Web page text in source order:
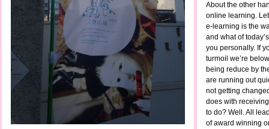
About the other
online learning.
e-learning is the
and what of
you personally. If
turmoil we’re
being reduce by
are running out
not getting
does with
to do? Well. All
of award winning